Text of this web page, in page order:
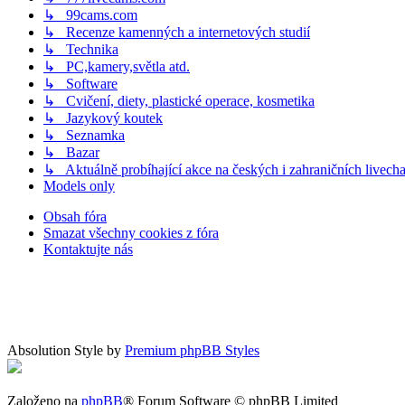
↳ 99cams.com
↳ Recenze kamenných a internetových studií
↳ Technika
↳ PC,kamery,světla atd.
↳ Software
↳ Cvičení, diety, plastické operace, kosmetika
↳ Jazykový koutek
↳ Seznamka
↳ Bazar
↳ Aktuálně probíhající akce na českých i zahraničních
Models only
Obsah fóra
Smazat všechny cookies z fóra
Kontaktujte nás
Absolution Style by Premium phpBB Styles
Založeno na phpBB® Forum Software © phpBB Limited